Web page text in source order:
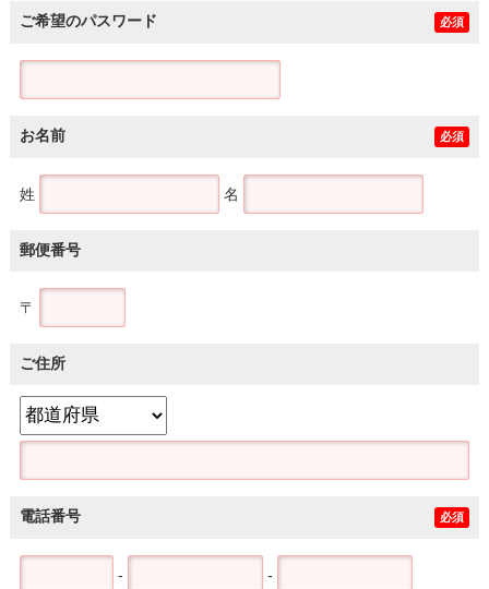
ご希望のパスワード 必須
お名前 必須
姓 名
郵便番号
〒
ご住所
電話番号 必須
- -